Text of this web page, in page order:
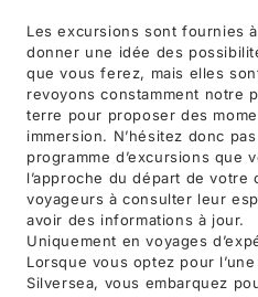
Les excursions sont fournies
donner une idée des
que vous ferez, mais elles
revoyons constamment notre
terre pour proposer des
immersion. N’hésitez donc
programme d’excursions que
l’approche du départ de
voyageurs à consulter leur
avoir des informations à jour.
Uniquement en voyages
Lorsque vous optez pour
Silversea, vous embarquez